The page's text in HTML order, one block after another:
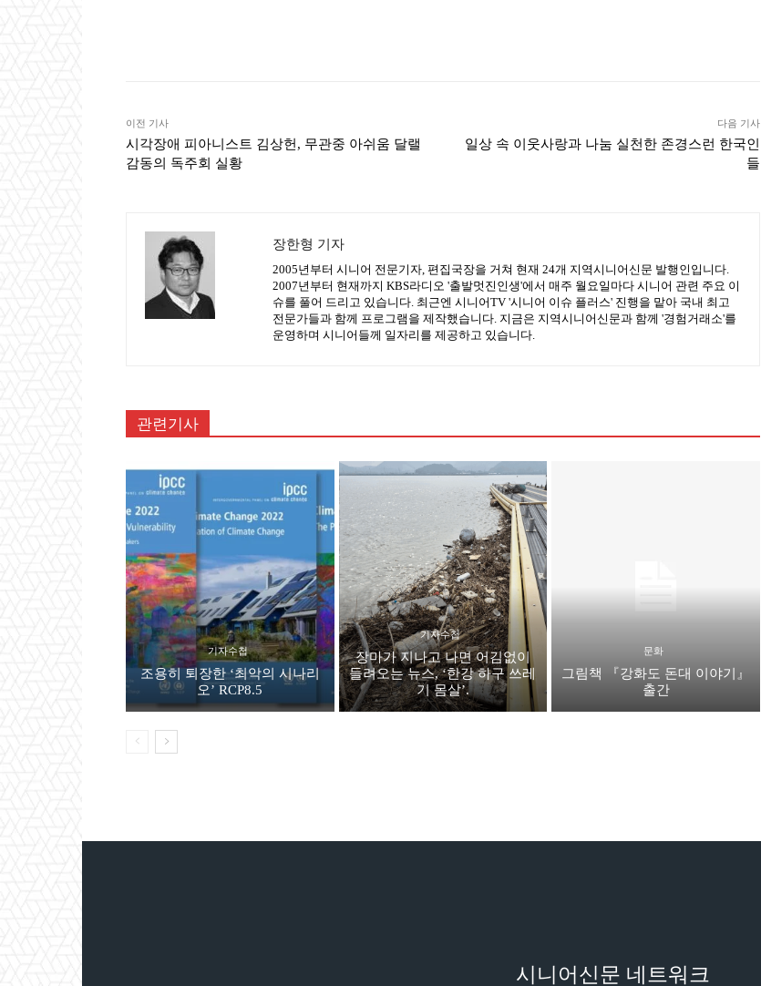
이전 기사
시각장애 피아니스트 김상헌, 무관중 아쉬움 달랠
감동의 독주회 실황
다음 기사
일상 속 이웃사랑과 나눔 실천한 존경스런 한국인
들
장한형 기자
2005년부터 시니어 전문기자, 편집국장을 거쳐 현재 24개 지역시니어신문 발행인입니다.
2007년부터 현재까지 KBS라디오 '출발멋진인생'에서 매주 월요일마다 시니어 관련 주요 이
슈를 풀어 드리고 있습니다. 최근엔 시니어TV '시니어 이슈 플러스' 진행을 맡아 국내 최고
전문가들과 함께 프로그램을 제작했습니다. 지금은 지역시니어신문과 함께 '경험거래소'를
운영하며 시니어들께 일자리를 제공하고 있습니다.
관련기사
기자수첩
조용히 퇴장한 ‘최악의 시나리
오’ RCP8.5
기자수첩
장마가 지나고 나면 어김없이
들려오는 뉴스, ‘한강 하구 쓰레
기 몸살’.
문화
그림책 『강화도 돈대 이야기』
출간
시니어신문 네트워크